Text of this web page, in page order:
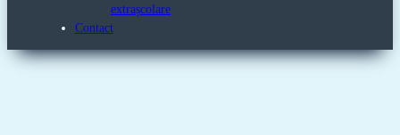
extrașcolare
Contact